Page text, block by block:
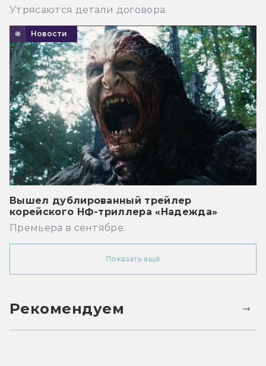
Утрясаются детали договора.
Новости
Вышел дублированный трейлер
корейского НФ-триллера «Надежда»
Премьера в сентябре.
Показать ещё
Рекомендуем